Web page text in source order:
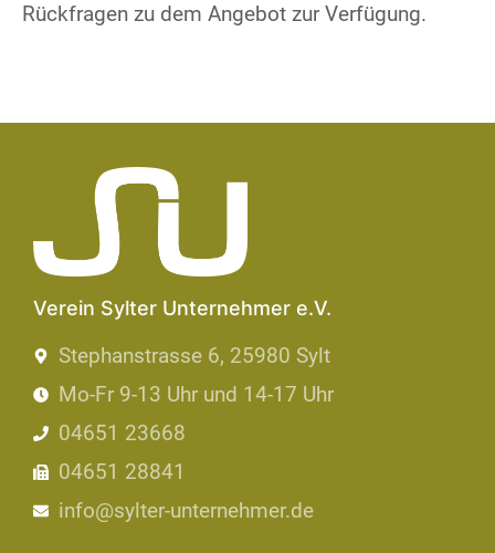
Rückfragen zu dem Angebot zur Verfügung.
Verein Sylter Unternehmer e.V.
Stephanstrasse 6, 25980 Sylt
Mo-Fr 9-13 Uhr und 14-17 Uhr
04651 23668
04651 28841
info@sylter-unternehmer.de